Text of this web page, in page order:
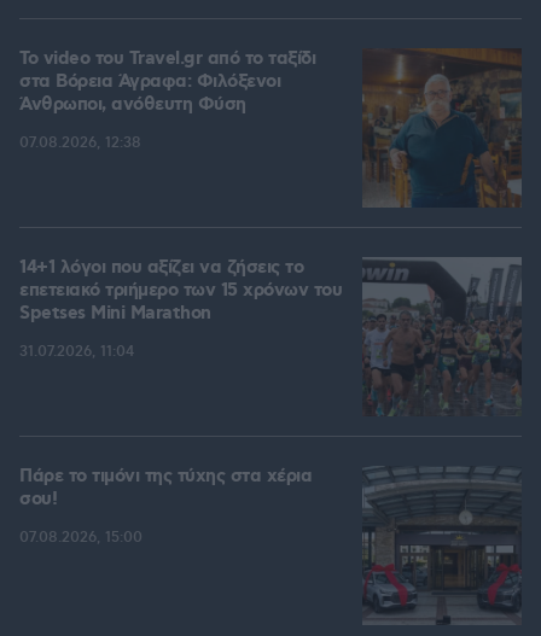
To video του Travel.gr από το ταξίδι
στα Βόρεια Άγραφα: Φιλόξενοι
Άνθρωποι, ανόθευτη Φύση
07.08.2026, 12:38
14+1 λόγοι που αξίζει να ζήσεις το
επετειακό τριήμερο των 15 χρόνων του
Spetses Mini Marathon
31.07.2026, 11:04
Πάρε το τιμόνι της τύχης στα χέρια
σου!
07.08.2026, 15:00